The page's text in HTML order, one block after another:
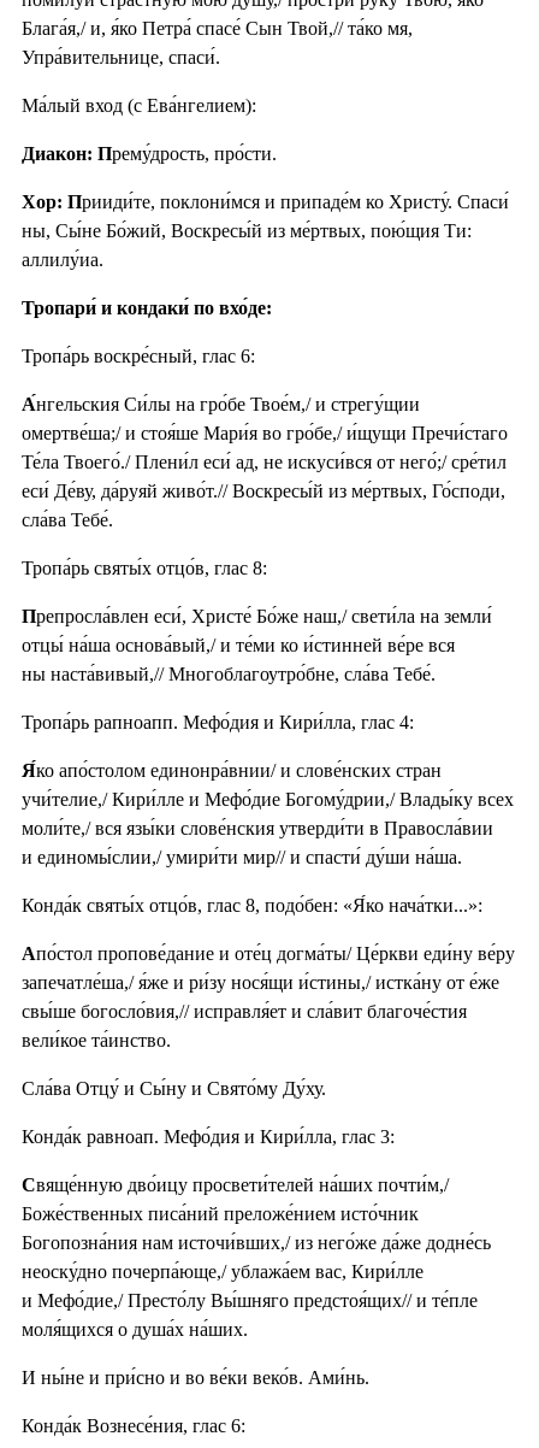
Блага́я,/ и, я́ко Петра́ спасе́ Сын Твой,// та́ко мя,
Упра́вительнице, спаси́.
Ма́лый вход (с Ева́нгелием):
Диакон: Прему́дрость, про́сти.
Хор: Прииди́те, поклони́мся и припаде́м ко Христу́. Спаси́
ны, Сы́не Бо́жий, Воскресы́й из ме́ртвых, пою́щия Ти:
аллилу́иа.
Тропари́ и кондаки́ по вхо́де:
Тропа́рь воскре́сный, глас 6:
А́нгельския Си́лы на гро́бе Твое́м,/ и стрегу́щии
омертве́ша;/ и стоя́ше Мари́я во гро́бе,/ и́щущи Пречи́стаго
Те́ла Твоего́./ Плени́л еси́ ад, не искуси́вся от него́;/ сре́тил
еси́ Де́ву, да́руяй живо́т.// Воскресы́й из ме́ртвых, Го́споди,
сла́ва Тебе́.
Тропа́рь святы́х отцо́в, глас 8:
Препросла́влен еси́, Христе́ Бо́же наш,/ свети́ла на земли́
отцы́ на́ша основа́вый,/ и те́ми ко и́стинней ве́ре вся
ны наста́вивый,// Многоблагоутро́бне, сла́ва Тебе́.
Тропа́рь рапноапп. Мефо́дия и Кири́лла, глас 4:
Я́ко апо́столом единонра́внии/ и слове́нских стран
учи́телие,/ Кири́лле и Мефо́дие Богому́дрии,/ Влады́ку всех
моли́те,/ вся язы́ки слове́нския утверди́ти в Правосла́вии
и единомы́слии,/ умири́ти мир// и спасти́ ду́ши на́ша.
Конда́к святы́х отцо́в, глас 8, подо́бен: «Я́ко нача́тки...»:
Апо́стол пропове́дание и оте́ц догма́ты/ Це́ркви еди́ну ве́ру
запечатле́ша,/ я́же и ри́зу нося́щи и́стины,/ истка́ну от е́же
свы́ше богосло́вия,// исправля́ет и сла́вит благоче́стия
вели́кое та́инство.
Сла́ва Отцу́ и Сы́ну и Свято́му Ду́ху.
Конда́к равноап. Мефо́дия и Кири́лла, глас 3:
Свяще́нную дво́ицу просвети́телей на́ших почти́м,/
Боже́ственных писа́ний преложе́нием исто́чник
Богопозна́ния нам источи́вших,/ из него́же да́же додне́сь
неоску́дно почерпа́юще,/ ублажа́ем вас, Кири́лле
и Мефо́дие,/ Престо́лу Вы́шняго предстоя́щих// и те́пле
моля́щихся о душа́х на́ших.
И ны́не и при́сно и во ве́ки веко́в. Ами́нь.
Конда́к Вознесе́ния, глас 6: